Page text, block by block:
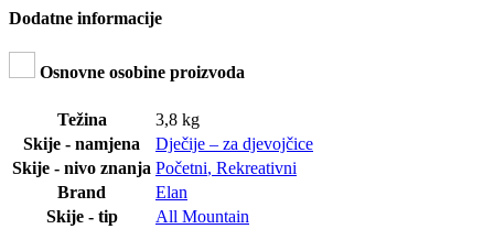
Dodatne informacije
Osnovne osobine proizvoda
Težina
3,8 kg
Skije - namjena
Dječije – za djevojčice
Skije - nivo znanja Početni, Rekreativni
Brand
Elan
Skije - tip
All Mountain